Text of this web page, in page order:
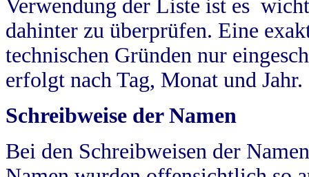
Verwendung der Liste ist es
dahinter zu überprüfen. Eine
technischen Gründen nur
erfolgt nach Tag, Monat und Jahr.
Schreibweise der Namen
Bei den Schreibweisen der